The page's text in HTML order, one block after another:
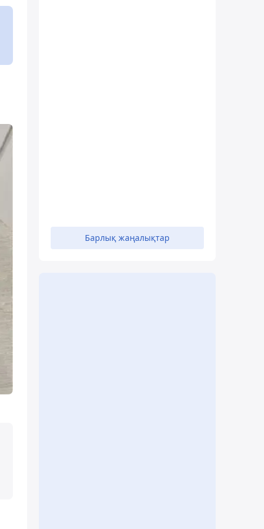
Барлық жаңалықтар